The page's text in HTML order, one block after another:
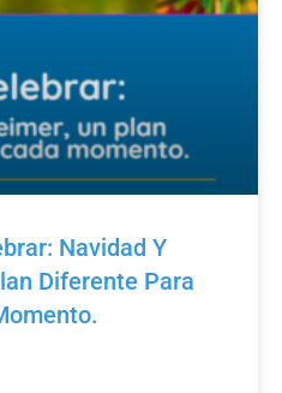
Navidad Y
Diferente Para